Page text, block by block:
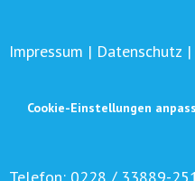
Impressum | Datenschutz |
Cookie-Einstellungen